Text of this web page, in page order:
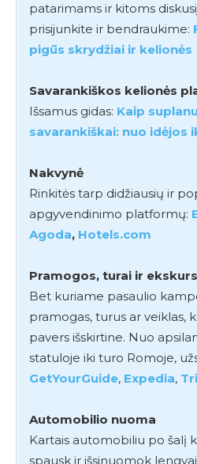
patarimams ir kitoms
prisijunkite ir bendraukime:
pigūs skrydžiai ir kelionės
Savarankiškos kelionės
Išsamus gidas: Kaip
savarankiškai: nuo idėjos
Nakvynė
Rinkitės tarp didžiausių ir
apgyvendinimo platformų:
Agoda, Hotels.com
Pramogos, turai ir
Bet kuriame pasaulio
pramogas, turus ar veiklas,
pavers išskirtine. Nuo
statuloje iki turo Romoje,
GetYourGuide, Expedia,
Automobilio nuoma
Kartais automobiliu po šalį
spausk ir išsinuomok